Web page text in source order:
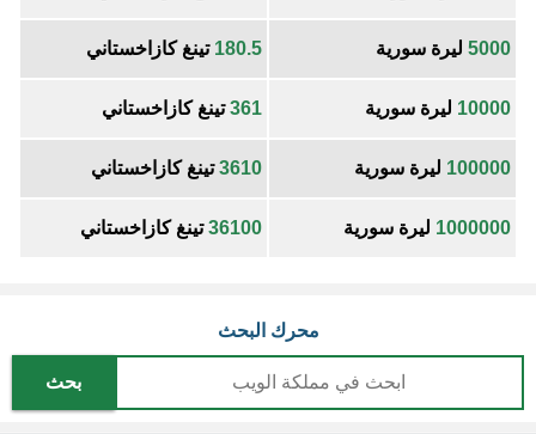
5000 ليرة سورية 180.5 تينغ كازاخستاني
10000 ليرة سورية 361تينغ كازاخستاني
100000 ليرة سورية 3610تينغ كازاخستاني
1000000 ليرة سورية 36100تينغ كازاخستاني
محرك البحث
بحث